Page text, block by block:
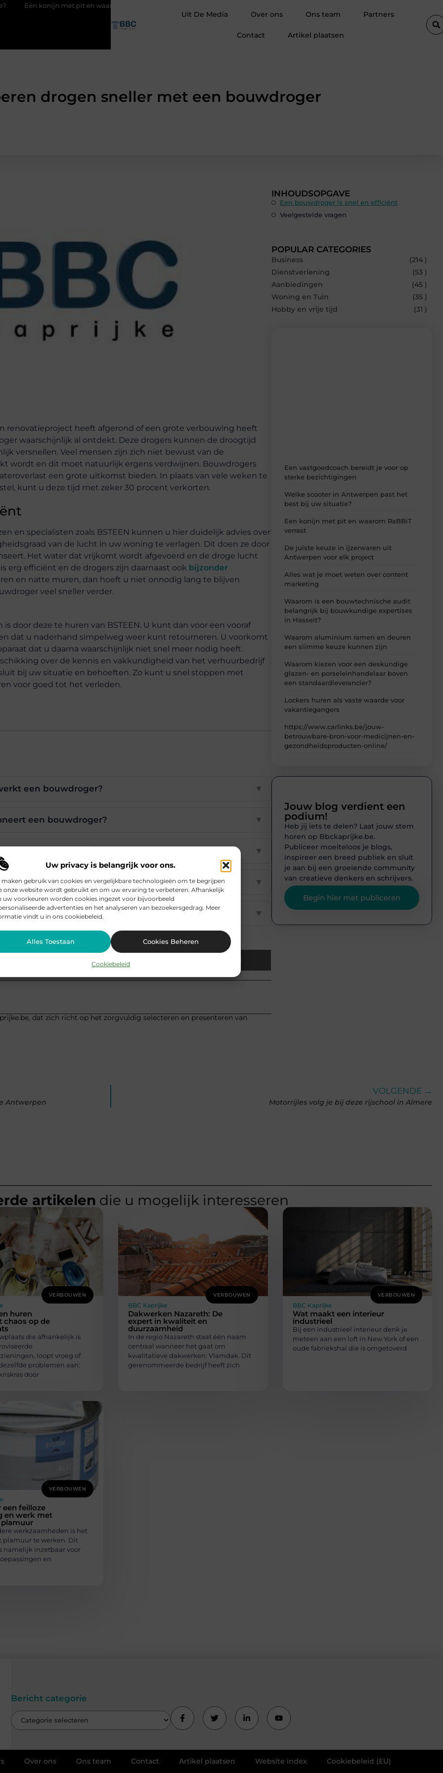
Uw privacy is belangrijk voor ons.
maken gebruik van cookies en vergelijkbare technologieën om te begrijpen
onze website wordt gebruikt en om uw ervaring te verbeteren. Afhankelijk
uw voorkeuren worden cookies ingezet voor bijvoorbeeld
advertenties en het analyseren van bezoekersgedrag. Meer
vindt u in ons cookiebeleid.
Alles Toestaan Cookies Beheren
Cookiebeleid
met pit en waarom RaBBiT verrast
Uit De Media Over ons Ons team Partners
Contact Artikel plaatsen
drogen sneller met een bouwdroger
renovatieproject heeft afgerond of een grote verbouwing heeft
waarschijnlijk al ontdekt. Deze drogers kunnen de droogtijd
versnellen. Veel mensen zijn zich niet bewust van de
wordt en dit moet natuurlijk ergens verdwijnen. Bouwdrogers
een grote uitkomst bieden. In plaats van vele weken te
kunt u deze tijd met zeker 30 procent verkorten.
en specialisten zoals BSTEEN kunnen u hier duidelijk advies over
van de lucht in uw woning te verlagen. Dit doen ze door
Het water dat vrijkomt wordt afgevoerd en de droge lucht
erg efficiënt en de drogers zijn daarnaast ook bijzonder
en natte muren, dan hoeft u niet onnodig lang te blijven
veel sneller verder.
door deze te huren van BSTEEN. U kunt dan voor een vooraf
dat u naderhand simpelweg weer kunt retourneren. U voorkomt
dat u daarna waarschijnlijk niet snel meer nodig heeft.
over de kennis en vakkundigheid van het verhuurbedrijf
bij uw situatie en behoeften. Zo kunt u snel stoppen met
voor goed tot het verleden.
een bouwdroger? ▼
een bouwdroger? ▼
een bouwdroger nodig? ▼
te huren of te kopen? ▼
van een bouwdroger? ▼
LinkedIn
dat zich richt op het zorgvuldig selecteren en presenteren van
INHOUDSOPGAVE
Een bouwdroger is snel en efficiënt
Veelgestelde vragen
POPULAR CATEGORIES
Business
(214 )
Dienstverlening
(53 )
Aanbiedingen
(45 )
Woning en Tuin
(35 )
Hobby en vrije tijd
(31 )
Een vastgoedcoach bereidt je voor op
sterke bezichtigingen
Welke scooter in Antwerpen past het
best bij uw situatie?
Een konijn met pit en waarom RaBBiT
verrast
De juiste keuze in ijzerwaren uit
Antwerpen voor elk project
Alles wat je moet weten over content
marketing
Waarom is een bouwtechnische audit
belangrijk bij bouwkundige expertises
in Hasselt?
Waarom aluminium ramen en deuren
een slimme keuze kunnen zijn
Waarom kiezen voor een deskundige
glazen- en porseleinhandelaar boven
een standaardleverancier?
Lockers huren als vaste waarde voor
vakantiegangers
https://www.carlinks.be/jouw-
betrouwbare-bron-voor-medicijnen-en-
gezondheidsproducten-online/
Jouw blog verdient een
podium!
Heb jij iets te delen? Laat jouw stem
horen op Bbckaprijke.be.
Publiceer moeiteloos je blogs,
inspireer een breed publiek en sluit
je aan bij een groeiende community
van creatieve denkers en schrijvers.
Begin hier met publiceren
Antwerpen
VOLGENDE →
Motorrijles volg je bij deze rijschool in Almere
artikelen die u mogelijk interesseren
VERBOUWEN
huren
op de
die afhankelijk is
loopt vroeg of
problemen aan:
door
VERBOUWEN
BBC Kaprijke
Dakwerken Nazareth: De
expert in kwaliteit en
duurzaamheid
In de regio Nazareth staat één naam
centraal wanneer het gaat om
kwalitatieve dakwerken: Vlamdak. Dit
gerenommeerde bedrijf heeft zich
VERBOUWEN
BBC Kaprijke
Wat maakt een interieur
industrieel
Bij een industrieel interieur denk je
meteen aan een loft in New York of een
oude fabriekshal die is omgetoverd
VERBOUWEN
een feilloze
en werk met
werkzaamheden is het
plamuur te werken. Dit
namelijk inzetbaar voor
en
Bericht categorie
Over ons Ons team Contact Artikel plaatsen Website index Cookiebeleid (EU)